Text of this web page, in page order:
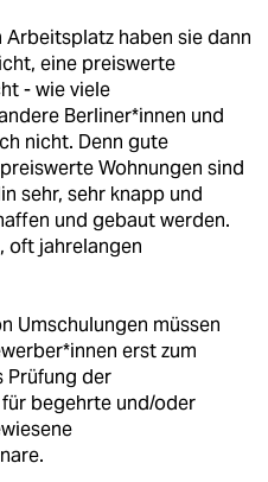
haben sie dann
eine preiswerte
- wie viele
Berliner*innen und
nicht. Denn gute
Wohnungen sind
sehr, sehr knapp und
und gebaut werden.
oft jahrelangen
Umschulungen müssen
erst zum
Prüfung der
begehrte und/oder